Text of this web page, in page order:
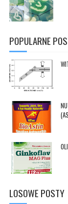
POPULARNE
LOSOWE POSTY